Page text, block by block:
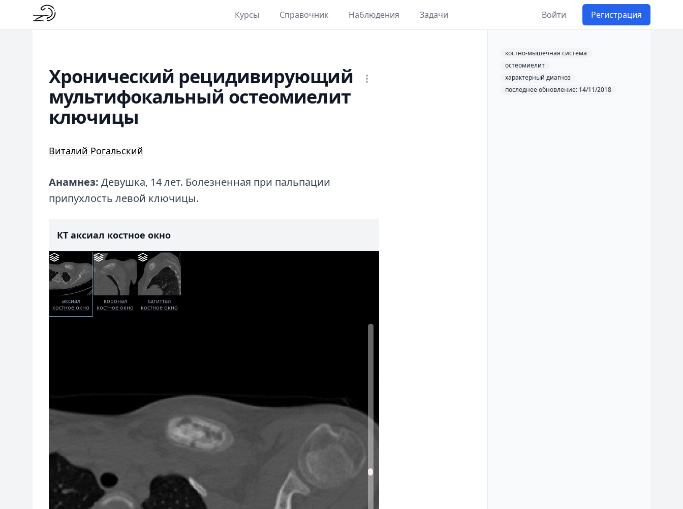
Курсы Справочник Наблюдения Задачи Войти Регистрация
Хронический рецидивирующий
мультифокальный остеомиелит
ключицы
Виталий Рогальский
Анамнез: Девушка, 14 лет. Болезненная при пальпации
припухлость левой ключицы.
КТ аксиал костное окно
аксиал
костное окно
коронал
костное окно
сагиттал
костное окно
костно-мышечная система
остеомиелит
характерный диагноз
последнее обновление: 14/11/2018